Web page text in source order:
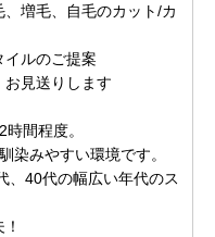
、増毛、自毛のカット/カ
イルのご提案
お見送りします
間程度。
染みやすい環境です。
、40代の幅広い年代のス